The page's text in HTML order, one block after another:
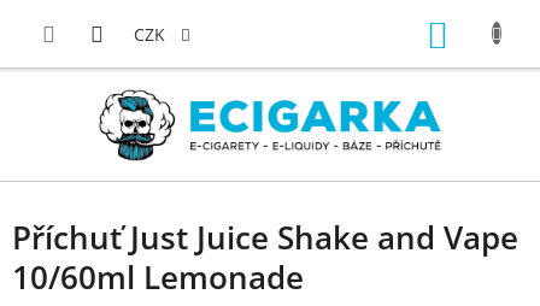
CZK
Příchuť Just Juice Shake and Vape
10/60ml Lemonade